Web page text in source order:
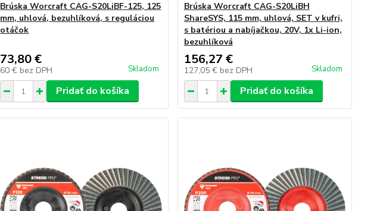
Brúska Worcraft CAG-S20LiBF-125, 125
mm, uhlová, bezuhlíková, s reguláciou
otáčok
73,80 €
60 € bez DPH Skladom
Pridať do košíka
Brúska Worcraft CAG-S20LiBH
ShareSYS, 115 mm, uhlová, SET v kufri,
s batériou a nabíjačkou, 20V, 1x Li-ion,
bezuhlíková
156,27 €
127,05 € bez DPH Skladom
Pridať do košíka